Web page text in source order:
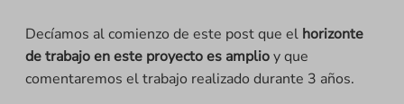
Decíamos al comienzo de este post que el horizonte
de trabajo en este proyecto es amplioy que
comentaremos el trabajo realizado durante 3 años.